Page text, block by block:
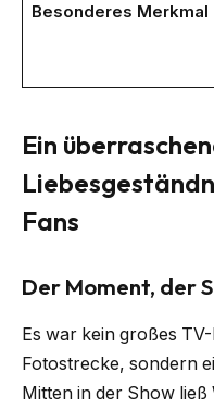
Besonderes Merkmal
Ein
Fans
Der Moment, der
Es war kein großes
Fotostrecke, sondern
Mitten in der Show